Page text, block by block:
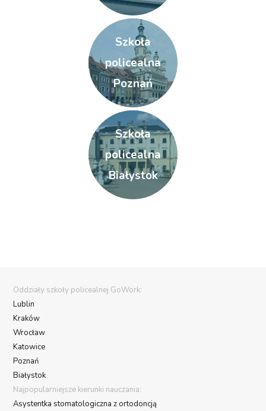
Szkoła
policealna
Poznań
Szkoła
policealna
Białystok
Oddziały szkoły policealnej GoWork:
Lublin
Kraków
Wrocław
Katowice
Poznań
Białystok
Najpopularniejsze kierunki nauczania:
Asystentka stomatologiczna z ortodoncją